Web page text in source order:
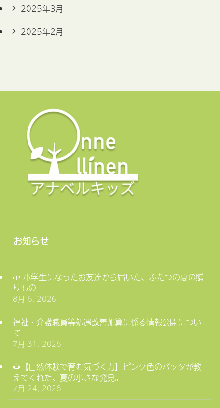
2025年3月
2025年2月
お知らせ
🌱 小学生になったお友達から届いた、ふたつの夏の贈
りもの
8月 6, 2026
福祉・介護職員等処遇改善加算に係る情報公開につい
て
7月 31, 2026
🌻【自然体験で育む気づく力】ピンク色のバッタが教
えてくれた、夏の小さな発見。
7月 24, 2026